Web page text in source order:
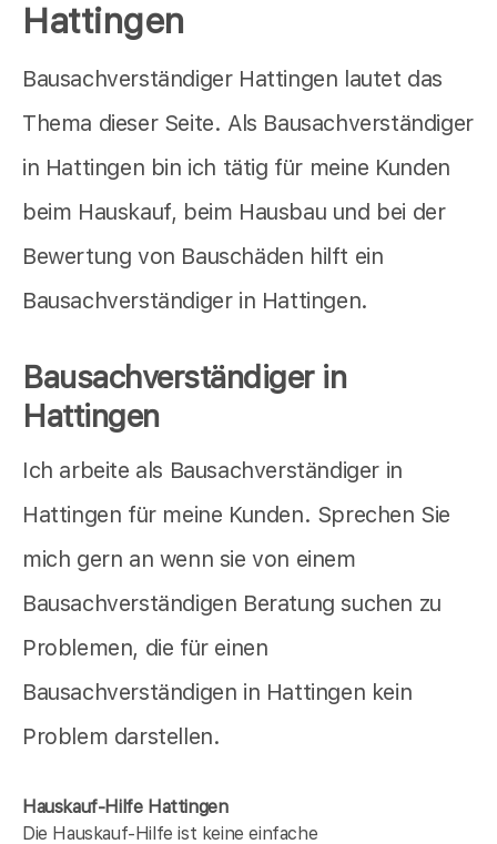
Hattingen
Bausachverständiger Hattingen lautet das
Thema dieser Seite. Als Bausachverständiger
in Hattingen bin ich tätig für meine Kunden
beim Hauskauf, beim Hausbau und bei der
Bewertung von Bauschäden hilft ein
Bausachverständiger in Hattingen.
Bausachverständiger in
Hattingen
Ich arbeite als Bausachverständiger in
Hattingen für meine Kunden. Sprechen Sie
mich gern an wenn sie von einem
Bausachverständigen Beratung suchen zu
Problemen, die für einen
Bausachverständigen in Hattingen kein
Problem darstellen.
Hauskauf-Hilfe Hattingen
Die Hauskauf-Hilfe ist keine einfache